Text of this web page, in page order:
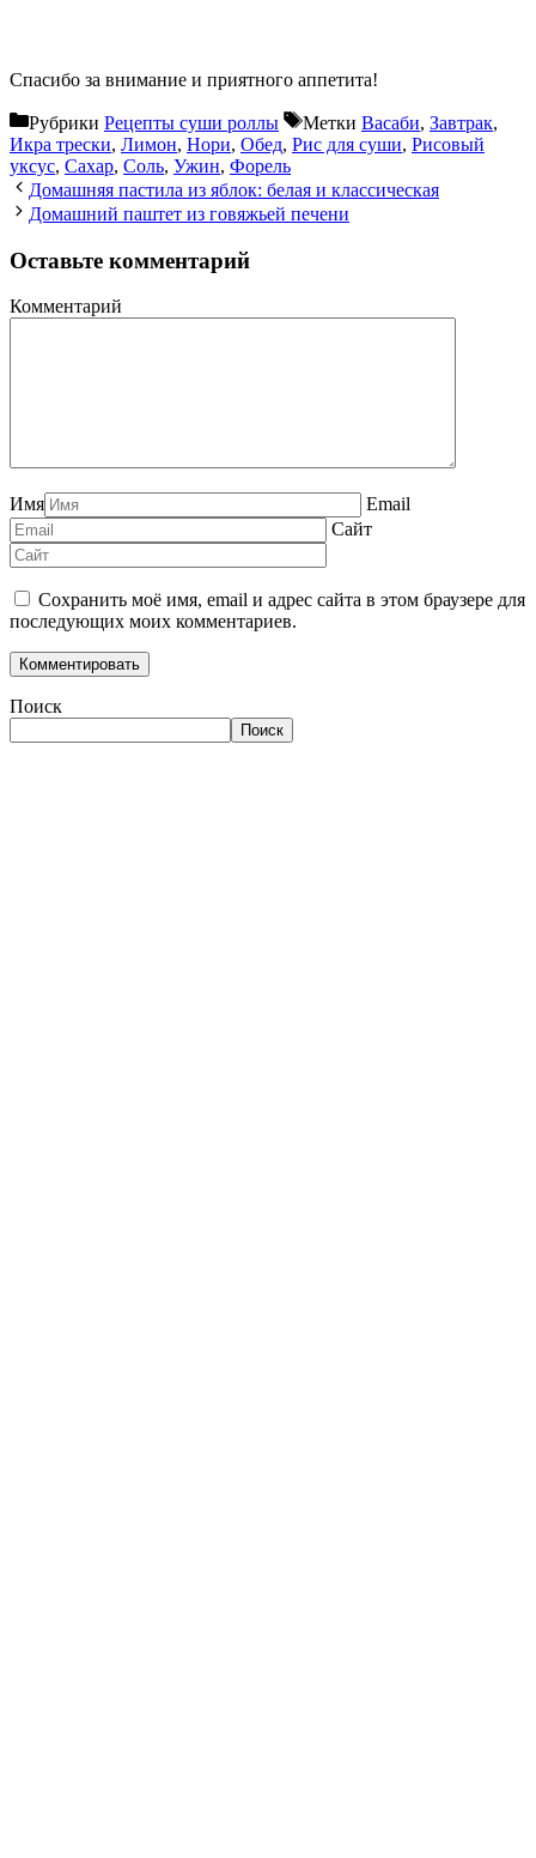
Спасибо за внимание и приятного аппетита!
Рубрики Рецепты суши роллы Метки Васаби, Завтрак,
Икра трески, Лимон, Нори, Обед, Рис для суши, Рисовый
уксус, Сахар, Соль, Ужин, Форель
Домашняя пастила из яблок: белая и классическая
Домашний паштет из говяжьей печени
Оставьте комментарий
Комментарий
Имя
Email
Сайт
Сохранить моё имя, email и адрес сайта в этом браузере для
последующих моих комментариев.
Поиск
Поиск